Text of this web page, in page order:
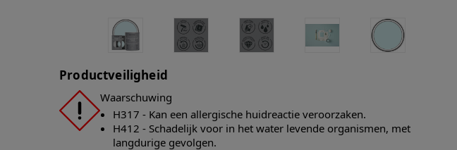
Productveiligheid
Waarschuwing
H317 - Kan een allergische huidreactie veroorzaken.
H412 - Schadelijk voor in het water levende organismen, met
langdurige gevolgen.